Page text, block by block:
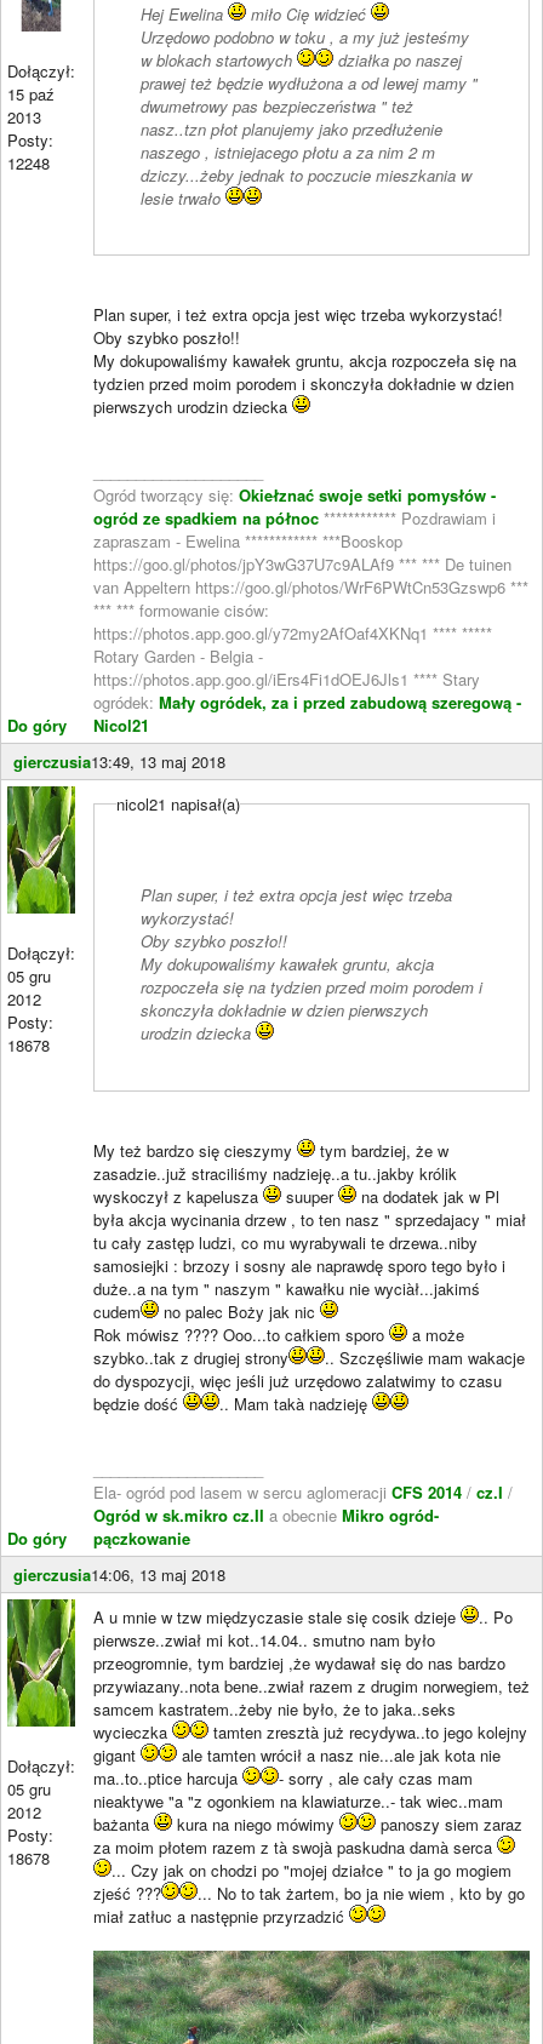
Dołączył:
15 paź
2013
Posty:
12248
Do góry
Hej Ewelina
miło Cię widzieć
Urzędowo podobno w toku , a my już jesteśmy
w blokach startowych
działka po naszej
prawej też będzie wydłużona a od lewej mamy "
dwumetrowy pas bezpieczeństwa " też
nasz..tzn płot planujemy jako przedłużenie
naszego , istniejacego płotu a za nim 2 m
dziczy...żeby jednak to poczucie mieszkania w
lesie trwało
Plan super, i też extra opcja jest więc trzeba wykorzystać!
Oby szybko poszło!!
My dokupowaliśmy kawałek gruntu, akcja rozpoczeła się na
tydzien przed moim porodem i skonczyła dokładnie w dzien
pierwszych urodzin dziecka
Ogród tworzący się: Okiełznać swoje setki pomysłów -
ogród ze spadkiem na północ ************ Pozdrawiam i
zapraszam - Ewelina ************ ***Booskop
https://goo.gl/photos/jpY3wG37U7c9ALAf9 *** *** De tuinen
van Appeltern https://goo.gl/photos/WrF6PWtCn53Gzswp6 ***
*** *** formowanie cisów:
https://photos.app.goo.gl/y72my2AfOaf4XKNq1 **** *****
Rotary Garden - Belgia -
https://photos.app.goo.gl/iErs4Fi1dOEJ6Jls1 **** Stary
ogródek: Mały ogródek, za i przed zabudową szeregową -
Nicol21
gierczusia13:49, 13 maj 2018
Dołączył:
05 gru
2012
Posty:
18678
Do góry
nicol21 napisał(a)
Plan super, i też extra opcja jest więc trzeba
wykorzystać!
Oby szybko poszło!!
My dokupowaliśmy kawałek gruntu, akcja
rozpoczeła się na tydzien przed moim porodem i
skonczyła dokładnie w dzien pierwszych
urodzin dziecka
My też bardzo się cieszymy
tym bardziej, że w
zasadzie..juž straciliśmy nadzieję..a tu..jakby królik
wyskoczył z kapelusza
suuper
na dodatek jak w Pl
była akcja wycinania drzew , to ten nasz " sprzedajacy " miał
tu cały zastęp ludzi, co mu wyrabywali te drzewa..niby
samosiejki : brzozy i sosny ale naprawdę sporo tego było i
duże..a na tym " naszym " kawałku nie wyciàł...jakimś
cudem
no palec Boży jak nic
Rok mówisz ???? Ooo...to całkiem sporo
a może
szybko..tak z drugiej strony
.. Szczęśliwie mam wakacje
do dyspozycji, więc jeśli już urzędowo zalatwimy to czasu
będzie dość
.. Mam takà nadzieję
Ela- ogród pod lasem w sercu aglomeracji CFS 2014 / cz.I /
Ogród w sk.mikro cz.II a obecnie Mikro ogród-
pączkowanie
gierczusia14:06, 13 maj 2018
Dołączył:
05 gru
2012
Posty:
18678
A u mnie w tzw międzyczasie stale się cosik dzieje
.. Po
pierwsze..zwiał mi kot..14.04.. smutno nam było
przeogromnie, tym bardziej ,że wydawał się do nas bardzo
przywiazany..nota bene..zwiał razem z drugim norwegiem, też
samcem kastratem..żeby nie było, że to jaka..seks
wycieczka
tamten zresztà już recydywa..to jego kolejny
gigant
ale tamten wrócił a nasz nie...ale jak kota nie
ma..to..ptice harcuja
- sorry , ale cały czas mam
nieaktywe "a "z ogonkiem na klawiaturze..- tak wiec..mam
bażanta
kura na niego mówimy
panoszy siem zaraz
za moim płotem razem z tà swojà paskudna damà serca
... Czy jak on chodzi po "mojej działce " to ja go mogiem
zjeść ???
... No to tak żartem, bo ja nie wiem , kto by go
miał zatłuc a następnie przyrzadzić